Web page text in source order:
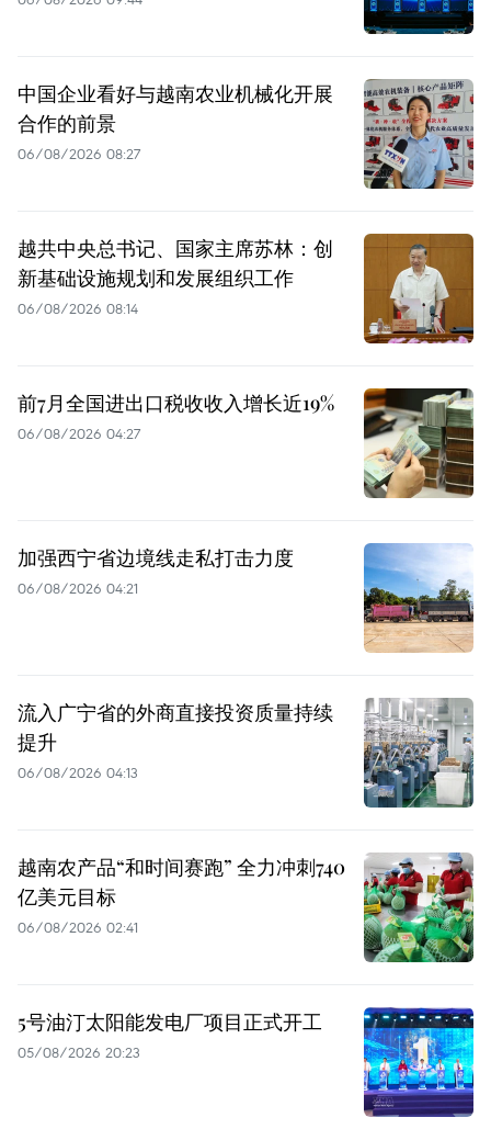
中国企业看好与越南农业机械化开展
合作的前景
06/08/2026 08:27
越共中央总书记、国家主席苏林：创
新基础设施规划和发展组织工作
06/08/2026 08:14
前7月全国进出口税收收入增长近19%
06/08/2026 04:27
加强西宁省边境线走私打击力度
06/08/2026 04:21
流入广宁省的外商直接投资质量持续
提升
06/08/2026 04:13
越南农产品“和时间赛跑” 全力冲刺740
亿美元目标
06/08/2026 02:41
5号油汀太阳能发电厂项目正式开工
05/08/2026 20:23